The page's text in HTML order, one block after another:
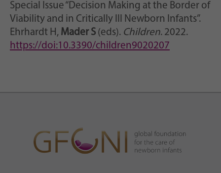
Special Issue “Decision Making at the Border of
Viability and in Critically Ill Newborn Infants”.
Ehrhardt H, Mader S (eds). Children. 2022.
https://doi:10.3390/children9020207